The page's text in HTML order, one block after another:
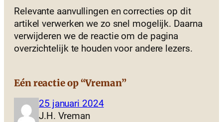
Relevante aanvullingen en correcties op dit
artikel verwerken we zo snel mogelijk. Daarna
verwijderen we de reactie om de pagina
overzichtelijk te houden voor andere lezers.
Eén reactie op “Vreman”
25 januari 2024
J.H. Vreman